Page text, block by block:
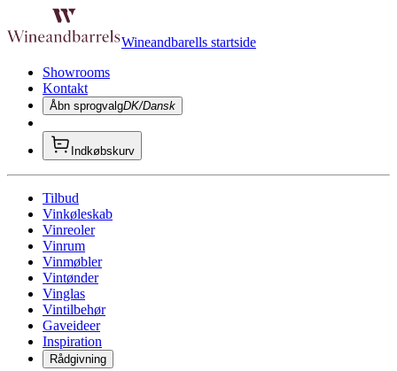
Wineandbarells startside
Showrooms
Kontakt
Åbn sprogvalgDK/Dansk
Indkøbskurv
Tilbud
Vinkøleskab
Vinreoler
Vinrum
Vinmøbler
Vintønder
Vinglas
Vintilbehør
Gaveideer
Inspiration
Rådgivning